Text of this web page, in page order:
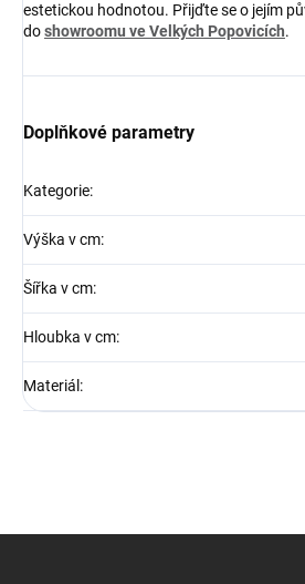
estetickou hodnotou. Přijďte se o jejím
doshowroomu ve Velkých Popovicích.
Doplňkové parametry
Kategorie:
Výška v cm:
Šířka v cm:
Hloubka v cm:
Materiál :